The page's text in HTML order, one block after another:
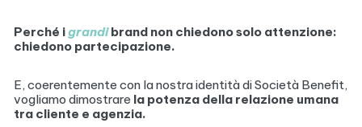
Perché igrandibrand non chiedono solo attenzione:
chiedono partecipazione.
E, coerentemente con la nostra identità di Società Benefit,
vogliamo dimostrare la potenza della relazione umana
tra cliente e agenzia.